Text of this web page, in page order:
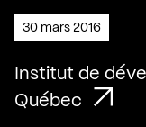
30 mars 2016
Institut de
Québec